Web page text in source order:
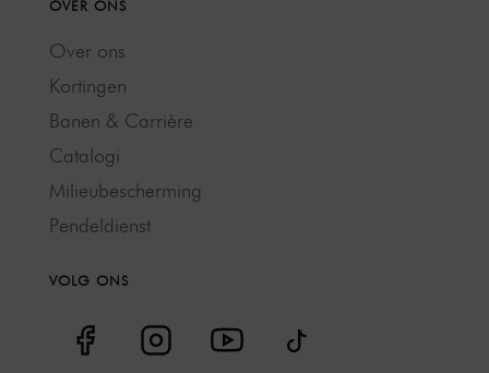
OVER ONS
Over ons
Kortingen
Banen & Carrière
Catalogi
Milieubescherming
Pendeldienst
VOLG ONS